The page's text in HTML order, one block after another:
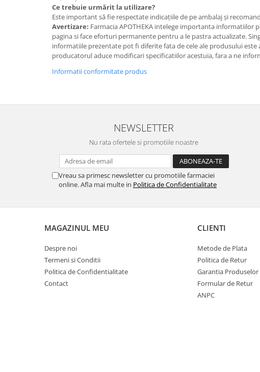
Ce trebuie urmărit la utilizare?
Este important să fie respectate indicațiile de pe ambalaj și
Avertizare: Farmacia APOTHEKA intelege importanta informatiilor
pagina si face eforturi permanente pentru a le pastra actualizate.
informatiile prezentate pot fi diferite fata de cele ale produsului este
producatorul aduce modificari specificatiilor acestuia, fara a ne
Informatii conformitate produs
NEWSLETTER
Nu rata ofertele si promotiile noastre
Vreau sa primesc newsletter cu promotiile farmaciei
online. Afla mai multe in Politica de Confidentialitate
MAGAZINUL MEU
Despre noi
Termeni si Conditii
Politica de Confidentialitate
Contact
CLIENTI
Metode de Plata
Politica de Retur
Garantia Produselor
Formular de Retur
ANPC